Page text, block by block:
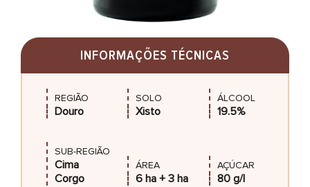
INFORMAÇÕES TÉCNICAS
REGIÃO
Douro
SOLO
Xisto
ÁLCOOL
19.5%
SUB-REGIÃO
Cima
Corgo
ÁREA
6 ha + 3 ha
AÇÚCAR
80 g/l